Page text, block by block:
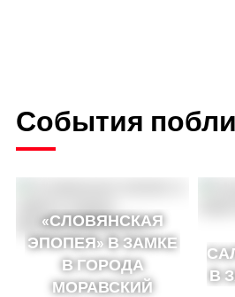
События
«СЛОВЯНСКАЯ
ЭПОПЕЯ» В ЗАМКЕ
В ГОРОДА
МОРАВСКИЙ
В